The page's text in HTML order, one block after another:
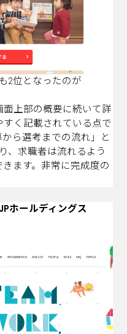
2位となったのが
上部の概要に続いて詳
く記載されている点で
ら選考までの流れ」と
、求職者は流れるよう
ます。非常に完成度の
ホールディングス